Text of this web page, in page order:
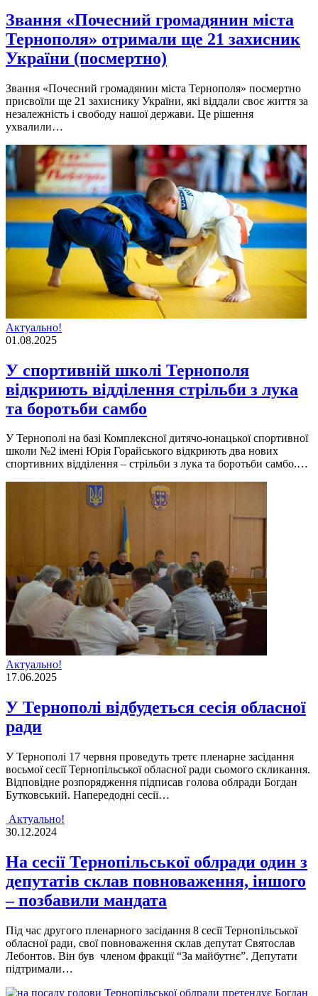
Звання «Почесний громадянин міста
Тернополя» отримали ще 21 захисник
України (посмертно)
Звання «Почесний громадянин міста Тернополя» посмертно
присвоїли ще 21 захиснику України, які віддали своє життя за
незалежність і свободу нашої держави. Це рішення
ухвалили…
Актуально!
01.08.2025
У спортивній школі Тернополя
відкриють відділення стрільби з лука
та боротьби самбо
У Тернополі на базі Комплексної дитячо-юнацької спортивної
школи №2 імені Юрія Горайського відкриють два нових
спортивних відділення – стрільби з лука та боротьби самбо.…
Актуально!
17.06.2025
У Тернополі відбудеться сесія обласної
ради
У Тернополі 17 червня проведуть третє пленарне засідання
восьмої сесії Тернопільської обласної ради сьомого скликання.
Відповідне розпорядження підписав голова облради Богдан
Бутковський. Напередодні сесії…
Актуально!
30.12.2024
На сесії Тернопільської облради один з
депутатів склав повноваження, іншого
– позбавили мандата
Під час другого пленарного засідання 8 сесії Тернопільської
обласної ради, свої повноваження склав депутат Святослав
Лебонтов. Він був членом фракції “За майбутнє”. Депутати
підтримали…